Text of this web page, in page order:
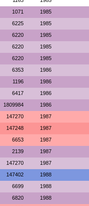
1071 1985
6225 1985
6220 1985
6220 1985
6220 1985
6353 1986
1196 1986
6417 1986
1809984 1986
147270 1987
147248 1987
6653 1987
2139 1987
147270 1987
147402 1988
6699 1988
6820 1988